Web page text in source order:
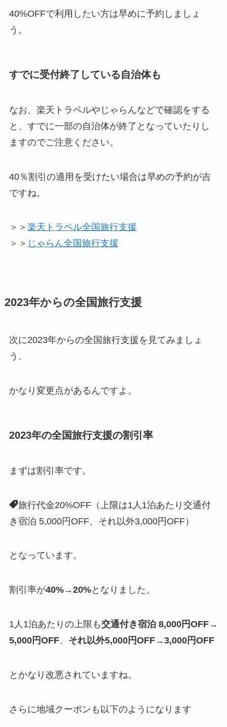
40%OFFで利用したい方は早めに予約しましょ
う。
すでに受付終了している自治体も
なお、楽天トラベルやじゃらんなどで確認をする
と、すでに一部の自治体が終了となっていたりし
ますのでご注意ください。
40％割引の適用を受けたい場合は早めの予約が吉
ですね。
＞＞ 楽天トラベル全国旅行支援
＞＞ じゃらん全国旅行支援
2023年からの全国旅行支援
次に2023年からの全国旅行支援を見てみましょ
う、
かなり変更点があるんですよ。
2023年の全国旅行支援の割引率
まずは割引率です。
旅行代金20%OFF（上限は1人1泊あたり交通付
き宿泊 5,000円OFF、それ以外3,000円OFF）
となっています。
割引率が40%→20%となりました。
1人1泊あたりの上限も交通付き宿泊 8,000円OFF→
5,000円OFF、 それ以外5,000円OFF→3,000円OFF
とかなり改悪されていますね。
さらに地域クーポンも以下のようになります